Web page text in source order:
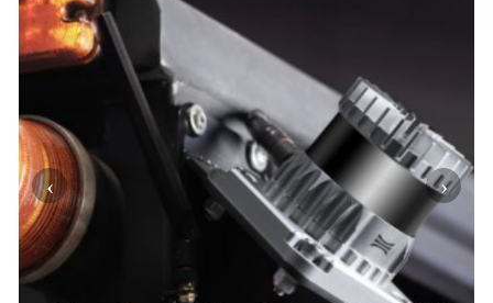
‹ ›